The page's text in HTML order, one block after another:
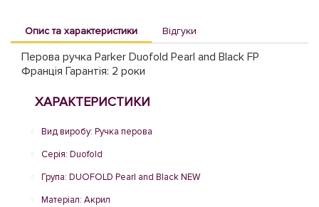
Опис та характеристики Відгуки
Перова ручка Parker Duofold Pearl and Black FP
Франція Гарантія: 2 роки
ХАРАКТЕРИСТИКИ
Вид виробу: Ручка перова
Серія: Duofold
Група: DUOFOLD Pearl and Black NEW
Матеріал: Акрил